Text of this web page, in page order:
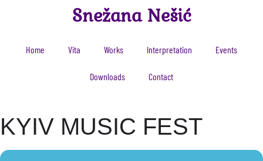
Snežana Nešić
Home Vita Works Interpretation Events
Downloads Contact
KYIV MUSIC FEST